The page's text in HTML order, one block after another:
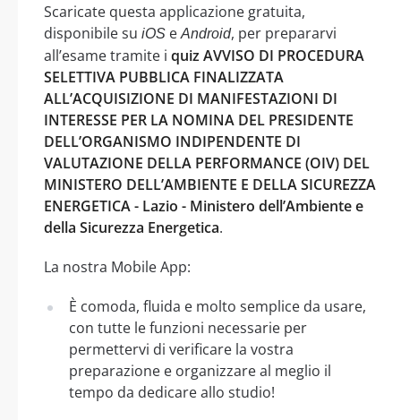
Scaricate questa applicazione gratuita,
disponibile su iOS eAndroid, per prepararvi
all’esame tramite i quiz AVVISO DI PROCEDURA
SELETTIVA PUBBLICA FINALIZZATA
ALL’ACQUISIZIONE DI MANIFESTAZIONI DI
INTERESSE PER LA NOMINA DEL PRESIDENTE
DELL’ORGANISMO INDIPENDENTE DI
VALUTAZIONE DELLA PERFORMANCE (OIV) DEL
MINISTERO DELL’AMBIENTE E DELLA SICUREZZA
ENERGETICA - Lazio - Ministero dell’Ambiente e
della Sicurezza Energetica.
La nostra Mobile App:
È comoda, fluida e molto semplice da usare,
con tutte le funzioni necessarie per
permettervi di verificare la vostra
preparazione e organizzare al meglio il
tempo da dedicare allo studio!